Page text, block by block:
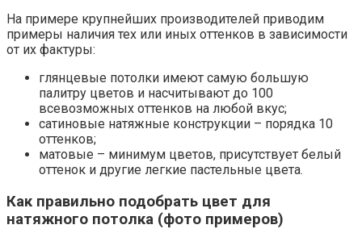
На примере крупнейших производителей приводим
примеры наличия тех или иных оттенков в зависимости
от их фактуры:
глянцевые потолки имеют самую большую
палитру цветов и насчитывают до 100
всевозможных оттенков на любой вкус;
сатиновые натяжные конструкции – порядка 10
оттенков;
матовые – минимум цветов, присутствует белый
оттенок и другие легкие пастельные цвета.
Как правильно подобрать цвет для
натяжного потолка (фото примеров)